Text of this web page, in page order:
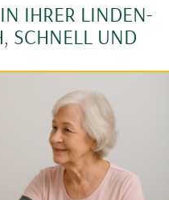
IHRER LINDEN-
SCHNELL UND